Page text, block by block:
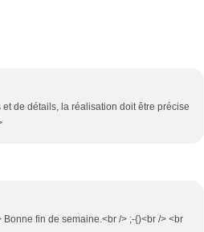
de détails, la réalisation doit être précise
fin de semaine.<br /> ;-{)<br /> <br